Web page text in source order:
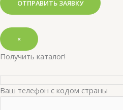
×
Получить каталог!
Ваш телефон с кодом страны